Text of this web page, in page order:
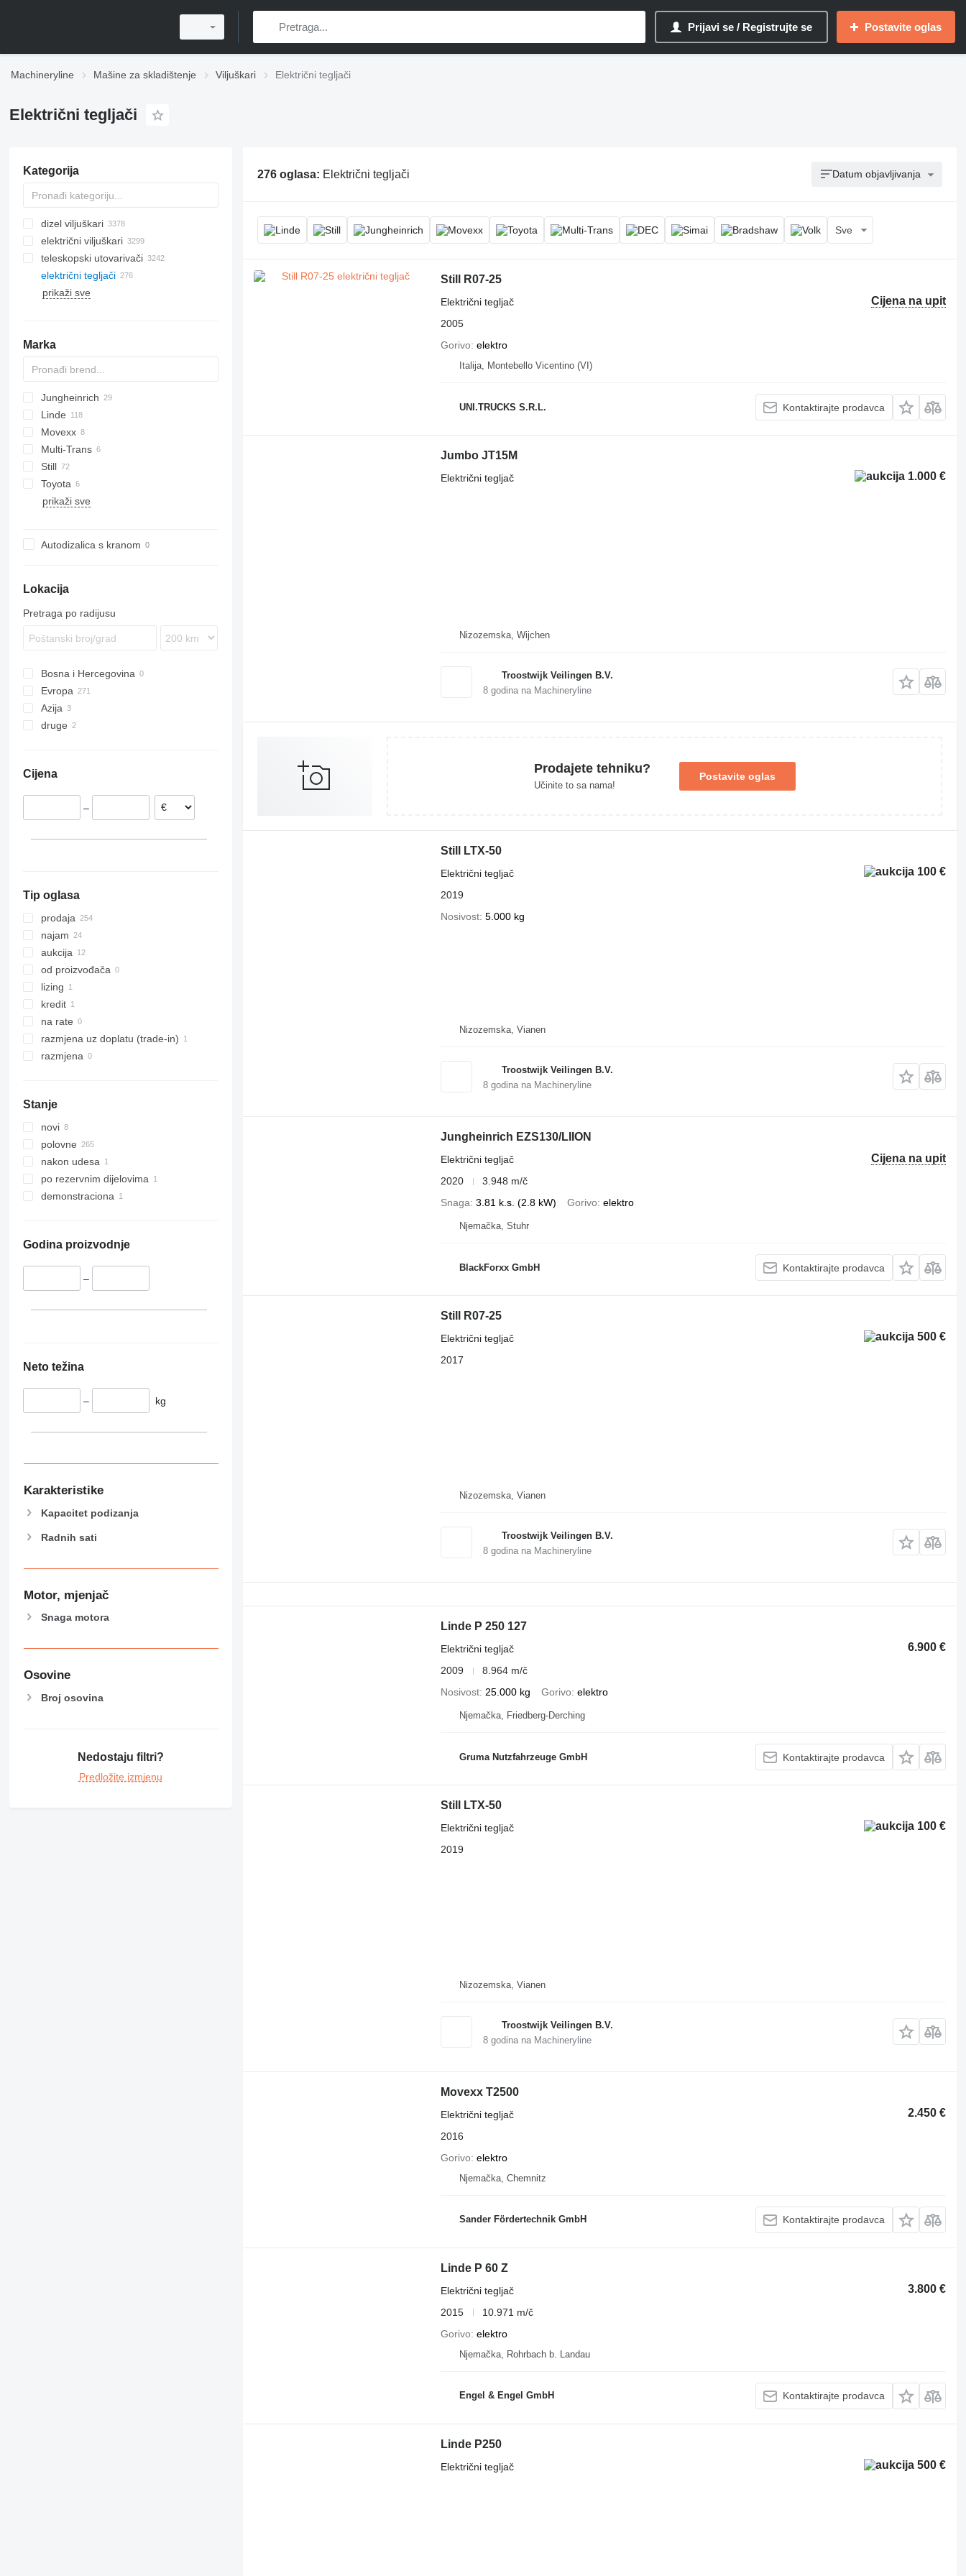
Prijavi se / Registrujte se Postavite oglas
Machineryline Mašine za skladištenje Viljuškari Električni tegljači
Električni tegljači
Kategorija
dizel viljuškari
električni viljuškari
teleskopski utovarivači
električni tegljači
prikaži sve
Marka
TD 225
Jungheinrich
EZS
Linde
P-series
W-series
Movexx
Multi-Trans
Still
CX
Kanvan
Toyota
TSE
MT
prikaži sve
Autodizalica s kranom
Lokacija
Pretraga po radijusu
Bosna i Hercegovina
Evropa
Nizozemska
Rumunija
Poljska
Azija
Turska
druge
Cijena
–
Tip oglasa
prodaja
najam
aukcija
od proizvođača
lizing
kredit
na rate
razmjena uz doplatu (trade-in)
razmjena
Stanje
novi
polovne
nakon udesa
po rezervnim dijelovima
demonstraciona
Godina proizvodnje
–
Neto težina
– kg
Karakteristike
Kapacitet podizanja
Radnih sati
Motor, mjenjač
Snaga motora
Osovine
Broj osovina
Nedostaju filtri?
Predložite izmjenu
276 oglasa: Električni tegljači Datum objavljivanja
Sve
Still R07-25
Cijena na upit
Električni tegljač
2005
Gorivo elektro
Italija, Montebello Vicentino (VI)
UNI.TRUCKS S.R.L. Kontaktirajte prodavca
Jumbo JT15M
1.000 €
Električni tegljač
Nizozemska, Wijchen
Troostwijk Veilingen B.V.
8godina na Machineryline
Prodajete tehniku?
Učinite to sa nama!
Postavite oglas
Still LTX-50
100 €
Električni tegljač
2019
Nosivost 5.000 kg
Nizozemska, Vianen
Troostwijk Veilingen B.V.
8godina na Machineryline
Jungheinrich EZS130/LIION
Cijena na upit
Električni tegljač
2020
3.948 m/č
Snaga 3.81 k.s. (2.8 kW) Gorivo elektro
Njemačka, Stuhr
BlackForxx GmbH Kontaktirajte prodavca
Still R07-25
500 €
Električni tegljač
2017
Nizozemska, Vianen
Troostwijk Veilingen B.V.
8godina na Machineryline
Linde P 250 127
6.900 €
Električni tegljač
2009
8.964 m/č
Nosivost 25.000 kg Gorivo elektro
Njemačka, Friedberg-Derching
Gruma Nutzfahrzeuge GmbH Kontaktirajte prodavca
Still LTX-50
100 €
Električni tegljač
2019
Nizozemska, Vianen
Troostwijk Veilingen B.V.
8godina na Machineryline
Movexx T2500
2.450 €
Električni tegljač
2016
Gorivo elektro
Njemačka, Chemnitz
Sander Fördertechnik GmbH Kontaktirajte prodavca
Linde P 60 Z
3.800 €
Električni tegljač
2015
10.971 m/č
Gorivo elektro
Njemačka, Rohrbach b. Landau
Engel & Engel GmbH Kontaktirajte prodavca
Linde P250
500 €
Električni tegljač